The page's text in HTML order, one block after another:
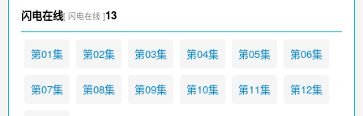
闪电在线[ 闪电在线 ]13
第01集 第02集 第03集 第04集 第05集 第06集
第07集 第08集 第09集 第10集 第11集 第12集